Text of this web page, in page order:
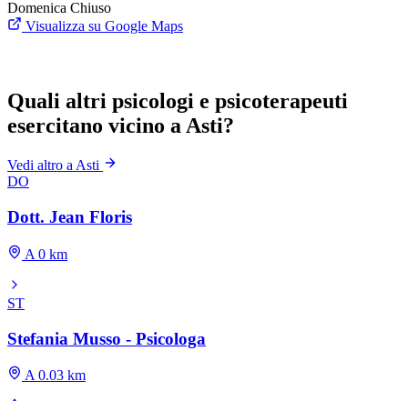
Domenica Chiuso
Visualizza su Google Maps
Quali altri psicologi e psicoterapeuti
esercitano vicino a Asti?
Vedi altro a Asti
DO
Dott. Jean Floris
A 0 km
ST
Stefania Musso - Psicologa
A 0.03 km